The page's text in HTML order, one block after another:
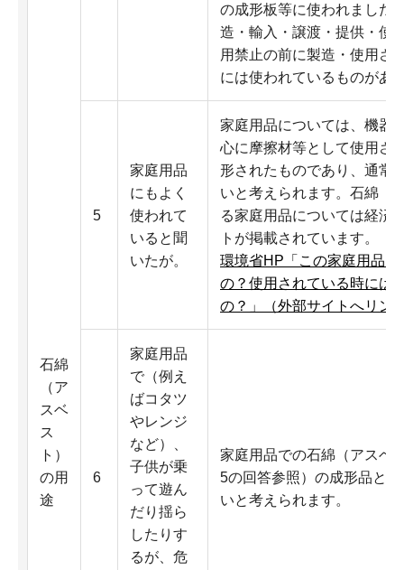
石綿
（ア
スベ
ス
ト）
の用
途
の成形板等に使われました
造・輸入・譲渡・提供・使
用禁止の前に製造・使用さ
には使われているものがあ
5
家庭用品
にもよく
使われて
いると聞
いたが。
家庭用品については、機器
心に摩擦材等として使用さ
形されたものであり、通常
いと考えられます。石綿（
る家庭用品については経済
トが掲載されています。
環境省HP「この家庭用品
の？使用されている時には
の？」（外部サイトへリン
6
家庭用品
で（例え
ばコタツ
やレンジ
など）、
子供が乗
って遊ん
だり揺ら
したりす
るが、危
家庭用品での石綿（アスベ
5の回答参照）の成形品と
いと考えられます。